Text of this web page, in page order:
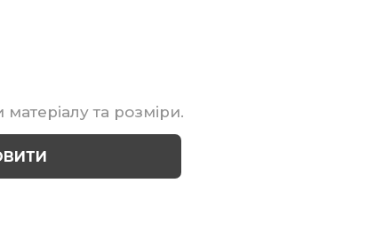
матеріалу та розміри.